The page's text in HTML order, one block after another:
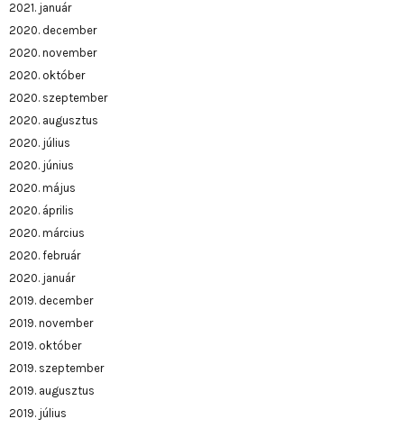
2021. január
2020. december
2020. november
2020. október
2020. szeptember
2020. augusztus
2020. július
2020. június
2020. május
2020. április
2020. március
2020. február
2020. január
2019. december
2019. november
2019. október
2019. szeptember
2019. augusztus
2019. július